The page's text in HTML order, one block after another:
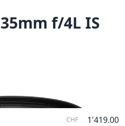
f/4L IS
CHF 1'419.00